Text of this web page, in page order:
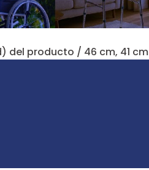
del producto / 46 cm, 41 cm